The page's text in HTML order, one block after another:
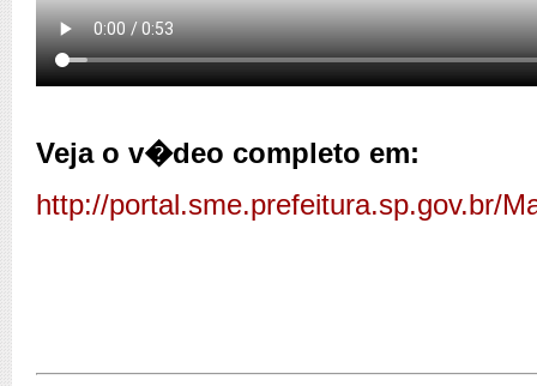
Veja o v�deo completo em:
http://portal.sme.prefeitura.sp.gov.br/